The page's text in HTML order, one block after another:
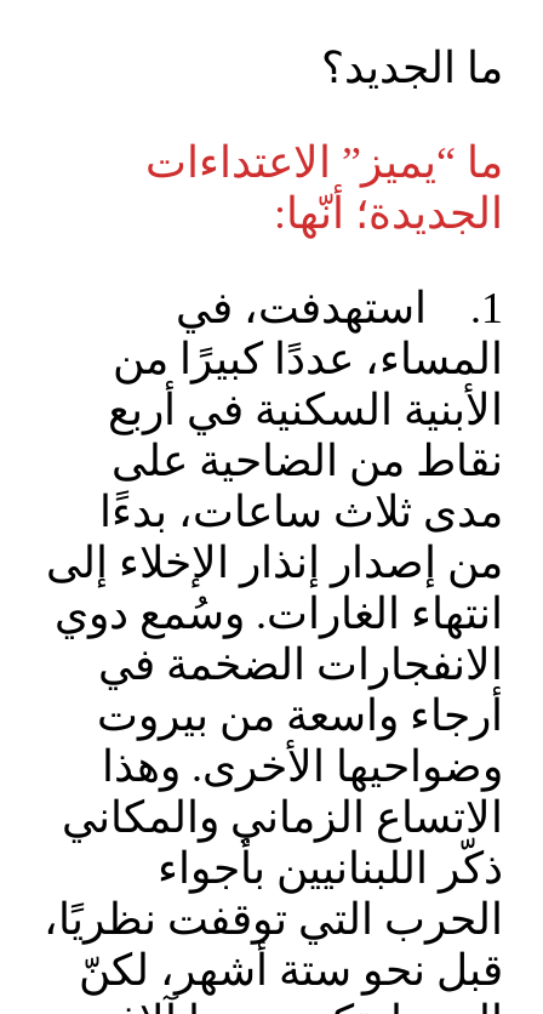
ما الجديد؟
ما “يميز” الاعتداءات
الجديدة؛ أنّها:
1. استهدفت، في
المساء، عددًا كبيرًا من
الأبنية السكنية في أربع
نقاط من الضاحية على
مدى ثلاث ساعات، بدءًا
من إصدار إنذار الإخلاء إلى
انتهاء الغارات. وسُمع دوي
الانفجارات الضخمة في
أرجاء واسعة من بيروت
وضواحيها الأخرى. وهذا
الاتساع الزماني والمكاني
ذكّر اللبنانيين بأجواء
الحرب التي توقفت نظريًا،
قبل نحو ستة أشهر، لكنّ